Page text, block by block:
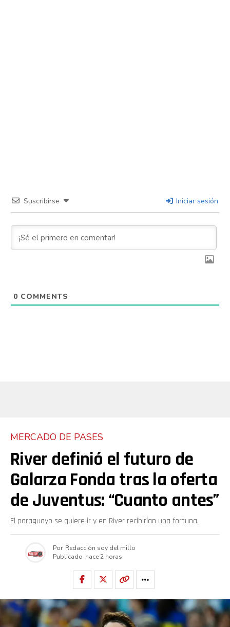
Suscribirse Iniciar sesión
0 COMMENTS
MERCADO DE PASES
River definió el futuro de
Galarza Fonda tras la oferta
de Juventus: “Cuanto antes”
El paraguayo se quiere ir y en River recibirían una fortuna.
Por Redacción soy del millo
Publicado hace 2 horas